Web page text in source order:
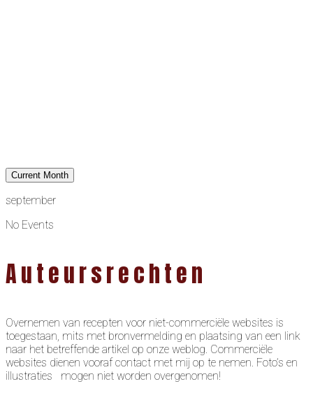
Current Month
september
No Events
Auteursrechten
Overnemen van recepten voor niet-commerciële websites is
toegestaan, mits met bronvermelding en plaatsing van een link
naar het betreffende artikel op onze weblog. Commerciële
websites dienen vooraf contact met mij op te nemen. Foto’s en
illustraties mogen niet worden overgenomen!